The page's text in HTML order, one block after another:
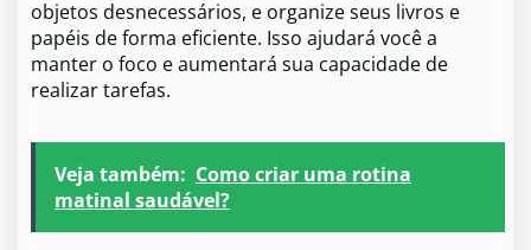
objetos desnecessários, e organize seus livros e
papéis de forma eficiente. Isso ajudará você a
manter o foco e aumentará sua capacidade de
realizar tarefas.
Veja também: Como criar uma rotina
matinal saudável?